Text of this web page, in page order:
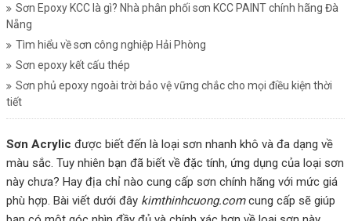
Sơn Epoxy KCC là gì? Nhà phân phối sơn KCC PAINT chính hãng Đà
Nẵng
Tìm hiểu về sơn công nghiệp Hải Phòng
Sơn epoxy kết cấu thép
Sơn phủ epoxy ngoài trời bảo vệ vững chắc cho mọi điều kiện thời
tiết
Sơn Acrylic được biết đến là loại sơn nhanh khô và đa dạng về
màu sắc. Tuy nhiên bạn đã biết về đặc tính, ứng dụng của loại sơn
này chưa? Hay địa chỉ nào cung cấp sơn chính hãng với mức giá
phù hợp. Bài viết dưới đây kimthinhcuong.comcung cấp sẽ giúp